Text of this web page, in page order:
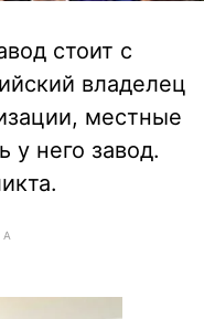
стоит с
владелец
местные
у него завод.